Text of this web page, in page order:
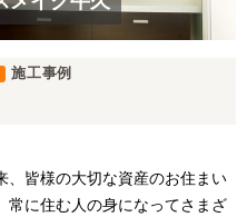
施工事例
、皆様の大切な資産のお住まい
常に住む人の身になってさまざ